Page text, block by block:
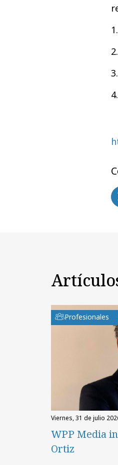
Profesionales
viernes, 31 de julio
WPP Media
Ortiz